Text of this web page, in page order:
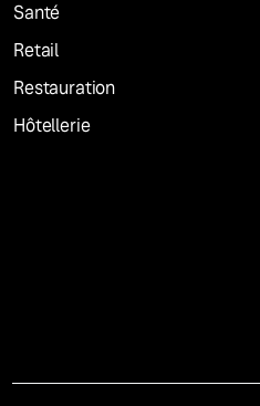
Santé
Retail
Restauration
Hôtellerie